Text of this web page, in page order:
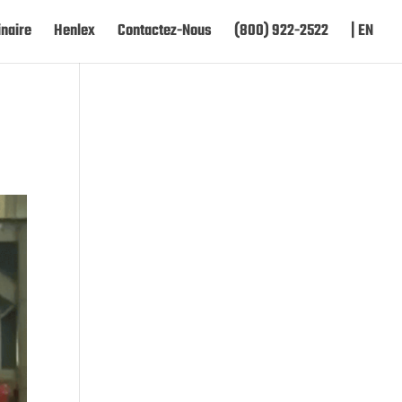
Henlex Contactez-Nous (800) 922-2522 | EN